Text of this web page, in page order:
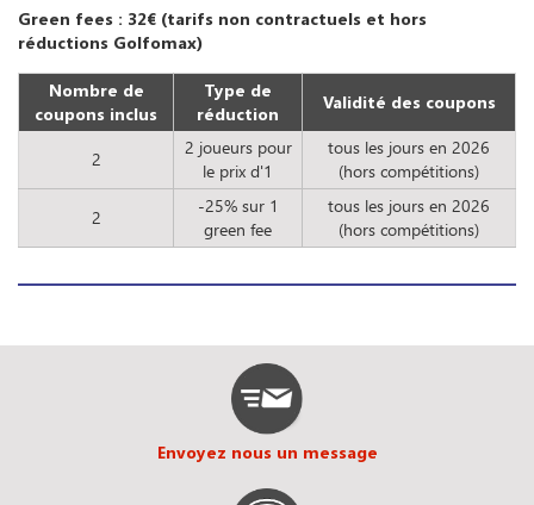
Green fees : 32€ (tarifs non contractuels et hors
réductions Golfomax)
Nombre de
coupons inclus
Type de
réduction
Validité des coupons
2
2 joueurs pour
le prix d'1
tous les jours en 2026
(hors compétitions)
2
-25% sur 1
green fee
tous les jours en 2026
(hors compétitions)
Envoyez nous un message